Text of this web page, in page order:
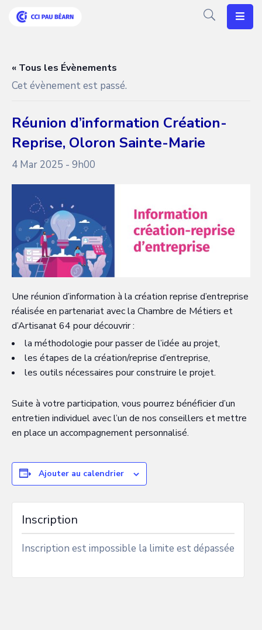
CCI
Vos
Agenda
Nos
Solutions
« Tous les Évènements
Cet évènement est passé.
Réunion d’information Création-
Reprise, Oloron Sainte-Marie
4 Mar 2025 - 9h00
Une réunion d’information à la création reprise d’entreprise
réalisée en partenariat avec la Chambre de Métiers et
d’Artisanat 64 pour découvrir :
la méthodologie pour passer de l’idée au projet,
les étapes de la création/reprise d’entreprise,
les outils nécessaires pour construire le projet.
Suite à votre participation, vous pourrez bénéficier d’un
entretien individuel avec l’un de nos conseillers et mettre
en place un accompagnement personnalisé.
Ajouter au calendrier
Inscription
Inscription est impossible la limite est dépassée